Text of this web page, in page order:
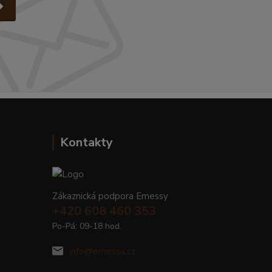
Kontakty
Zákaznická podpora Emessy
+420 608 460 353
Po-Pá: 09-18 hod.
info@emessa.cz